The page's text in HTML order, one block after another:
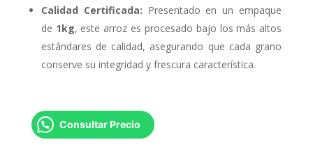
Calidad Certificada: Presentado en un empaque
de 1kg, este arroz es procesado bajo los más altos
estándares de calidad, asegurando que cada grano
conserve su integridad y frescura característica.
Consultar Precio